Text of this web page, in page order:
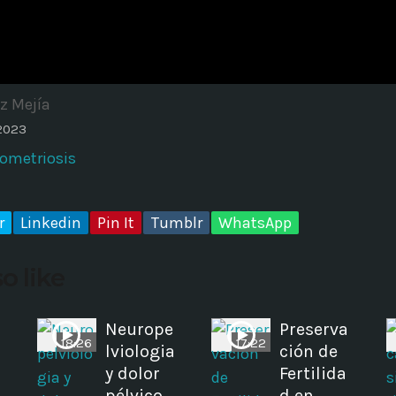
Time
Mejía
Linkedin Pin It Tumblr WhatsApp
18:26
Neurope
lviologia
y dolor
17:22
Preserva
ción de
Fertilida